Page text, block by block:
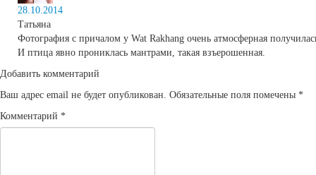
28.10.2014
Татьяна
Фотография с причалом у Wat Rakhang очень атмосферная
И птица явно прониклась мантрами, такая взъерошенная.
Добавить комментарий
Ваш адрес email не будет опубликован. Обязательные поля помечены *
Комментарий *